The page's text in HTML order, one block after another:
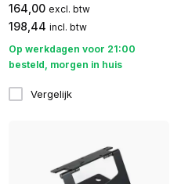
164,00 excl. btw
198,44 incl. btw
Op werkdagen voor 21:00
besteld, morgen in huis
Vergelijk